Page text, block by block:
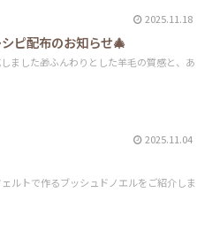
2025.11.18
ピ配布のお知らせ🎄
ました🎁ふんわりとした羊毛の質感と、あ
2025.11.04
ルトで作るブッシュドノエルをご紹介しま